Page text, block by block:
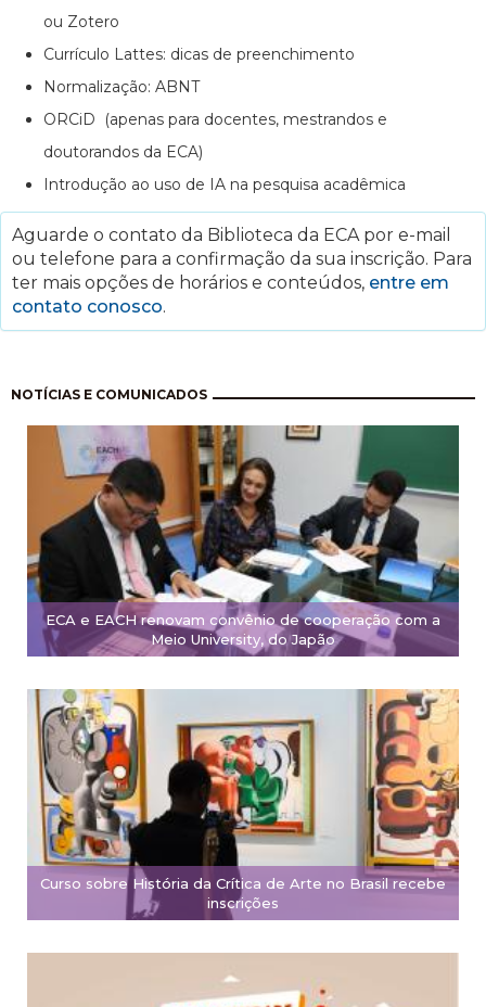
ou Zotero
Currículo Lattes: dicas de preenchimento
Normalização: ABNT
ORCiD (apenas para docentes, mestrandos e
doutorandos da ECA)
Introdução ao uso de IA na pesquisa acadêmica
Aguarde o contato da Biblioteca da ECA por e-mail
ou telefone para a confirmação da sua inscrição. Para
ter mais opções de horários e conteúdos, entre em
contato conosco.
NOTÍCIAS E COMUNICADOS
ECA e EACH renovam convênio de cooperação com a
Meio University, do Japão
Curso sobre História da Crítica de Arte no Brasil recebe
inscrições
Paginação